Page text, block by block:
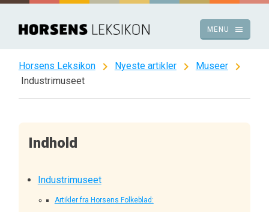
Spring
indhold
menu
MENU
Horsens Leksikon chevron_right Nyeste artikler chevron_right Museer chevron_right
Industrimuseet
Indhold
Industrimuseet
Artikler fra Horsens Folkeblad: